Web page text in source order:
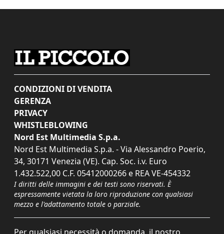
CONDIZIONI DI VENDITA
GERENZA
PRIVACY
WHISTLEBLOWING
Nord Est Multimedia S.p.a.
Nord Est Multimedia S.p.a. - Via Alessandro Poerio,
34, 30171 Venezia (VE). Cap. Soc. i.v. Euro
1.432.522,00 C.F. 05412000266 e REA VE-454332
I diritti delle immagini e dei testi sono riservati. È
espressamente vietata la loro riproduzione con qualsiasi
mezzo e l'adattamento totale o parziale.